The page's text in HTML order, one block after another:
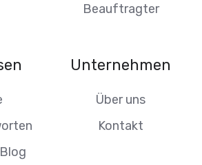
Beauftragter
Unternehmen
Über uns
Kontakt